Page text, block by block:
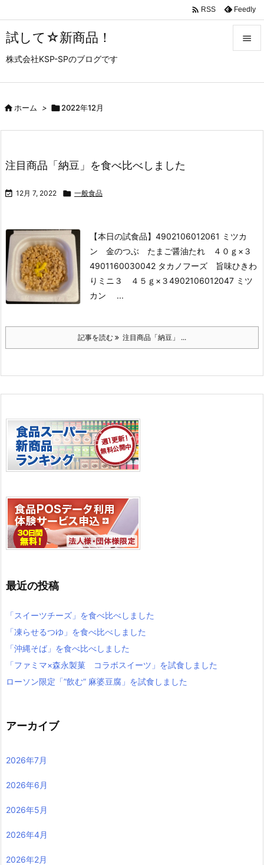
試して☆新商品！
株式会社KSP-SPのブログです

 RSS Feedly
ホーム > 2022年12月
注目商品「納豆」を食べ比べしました
 12月 7, 2022  一般食品
【本日の試食品】 4902106012061 ミツカ
ン 金のつぶ たまご醤油たれ ４０ｇ×３
4901160030042 タカノフーズ 旨味ひきわ
りミニ３ ４５ｇ×３4902106012047 ミツ
カン ...
記事を読む 注目商品「納豆」 ...
最近の投稿
「スイーツチーズ」を食べ比べしました
「凍らせるつゆ」を食べ比べしました
「沖縄そば」を食べ比べしました
「ファミマ×森永製菓 コラボスイーツ」を試食しました
ローソン限定「”飲む” 麻婆豆腐」を試食しました
アーカイブ
2026年7月
2026年6月
2026年5月
2026年4月
2026年2月